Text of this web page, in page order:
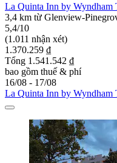
La Quinta Inn by Wyndham
3,4 km từ Glenview-
5,4/10
(1.011 nhận xét)
1.370.259 ₫
Tổng 1.541.542 ₫
bao gồm thuế & phí
16/08 - 17/08
La Quinta Inn by Wyndham